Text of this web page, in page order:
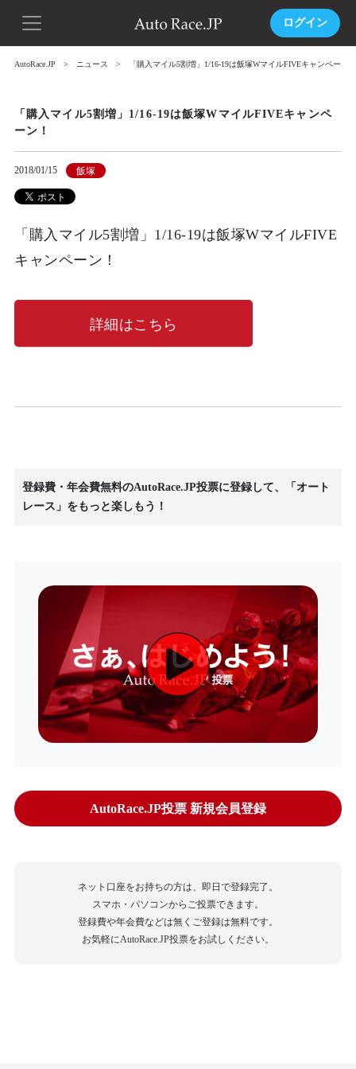
ログイン
AutoRace.JP ニュース 「購入マイル5割増」1/16-19は飯塚WマイルFIVEキャンペーン！
「購入マイル5割増」1/16-19は飯塚WマイルFIVEキャンペ
ーン！
2018/01/15 飯塚
「購入マイル5割増」1/16-19は飯塚WマイルFIVE
キャンペーン！
詳細はこちら
登録費・年会費無料のAutoRace.JP投票に登録して、「オート
レース」をもっと楽しもう！
AutoRace.JP投票 新規会員登録
ネット口座をお持ちの方は、即日で登録完了。
スマホ・パソコンからご投票できます。
登録費や年会費などは無くご登録は無料です。
お気軽にAutoRace.JP投票をお試しください。